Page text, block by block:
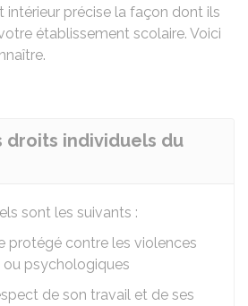
intérieur précise la façon dont ils
établissement scolaire. Voici
droits individuels du
sont les suivants :
protégé contre les violences
ou psychologiques
de son travail et de ses